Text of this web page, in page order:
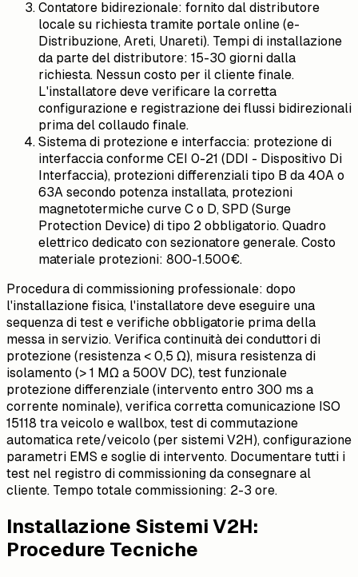
Contatore bidirezionale: fornito dal distributore
locale su richiesta tramite portale online (e-
Distribuzione, Areti, Unareti). Tempi di installazione
da parte del distributore: 15-30 giorni dalla
richiesta. Nessun costo per il cliente finale.
L'installatore deve verificare la corretta
configurazione e registrazione dei flussi bidirezionali
prima del collaudo finale.
Sistema di protezione e interfaccia: protezione di
interfaccia conforme CEI 0-21 (DDI - Dispositivo Di
Interfaccia), protezioni differenziali tipo B da 40A o
63A secondo potenza installata, protezioni
magnetotermiche curve C o D, SPD (Surge
Protection Device) di tipo 2 obbligatorio. Quadro
elettrico dedicato con sezionatore generale. Costo
materiale protezioni: 800-1.500€.
Procedura di commissioning professionale: dopo
l'installazione fisica, l'installatore deve eseguire una
sequenza di test e verifiche obbligatorie prima della
messa in servizio. Verifica continuità dei conduttori di
protezione (resistenza < 0,5 Ω), misura resistenza di
isolamento (> 1 MΩ a 500V DC), test funzionale
protezione differenziale (intervento entro 300 ms a
corrente nominale), verifica corretta comunicazione ISO
15118 tra veicolo e wallbox, test di commutazione
automatica rete/veicolo (per sistemi V2H), configurazione
parametri EMS e soglie di intervento. Documentare tutti i
test nel registro di commissioning da consegnare al
cliente. Tempo totale commissioning: 2-3 ore.
Installazione Sistemi V2H:
Procedure Tecniche